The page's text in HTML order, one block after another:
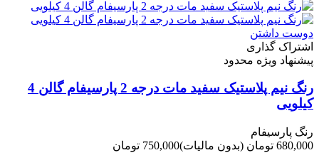
دوست داشتن
اشتراک گذاری
پیشنهاد ویژه محدود
رنگ نیم پلاستیک سفید مات درجه 2 پارسیفام گالن 4
کیلویی
رنگ پارسیفام
680,000 تومان
(بدون مالیات)750,000 تومان